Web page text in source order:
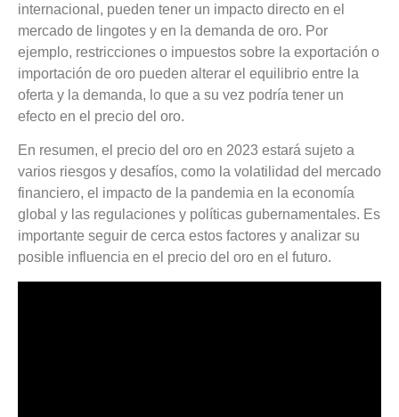
internacional, pueden tener un impacto directo en el
mercado de lingotes y en la demanda de oro. Por
ejemplo, restricciones o impuestos sobre la exportación o
importación de oro pueden alterar el equilibrio entre la
oferta y la demanda, lo que a su vez podría tener un
efecto en el precio del oro.
En resumen, el precio del oro en 2023 estará sujeto a
varios riesgos y desafíos, como la volatilidad del mercado
financiero, el impacto de la pandemia en la economía
global y las regulaciones y políticas gubernamentales. Es
importante seguir de cerca estos factores y analizar su
posible influencia en el precio del oro en el futuro.